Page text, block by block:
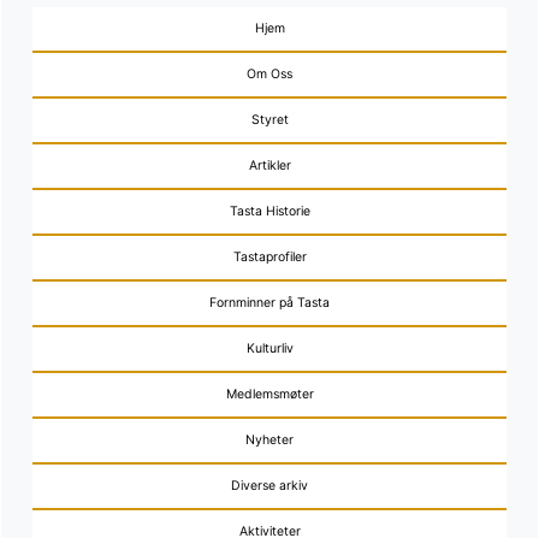
Hjem
Om Oss
Styret
Artikler
Tasta Historie
Tastaprofiler
Fornminner på Tasta
Kulturliv
Medlemsmøter
Nyheter
Diverse arkiv
Aktiviteter